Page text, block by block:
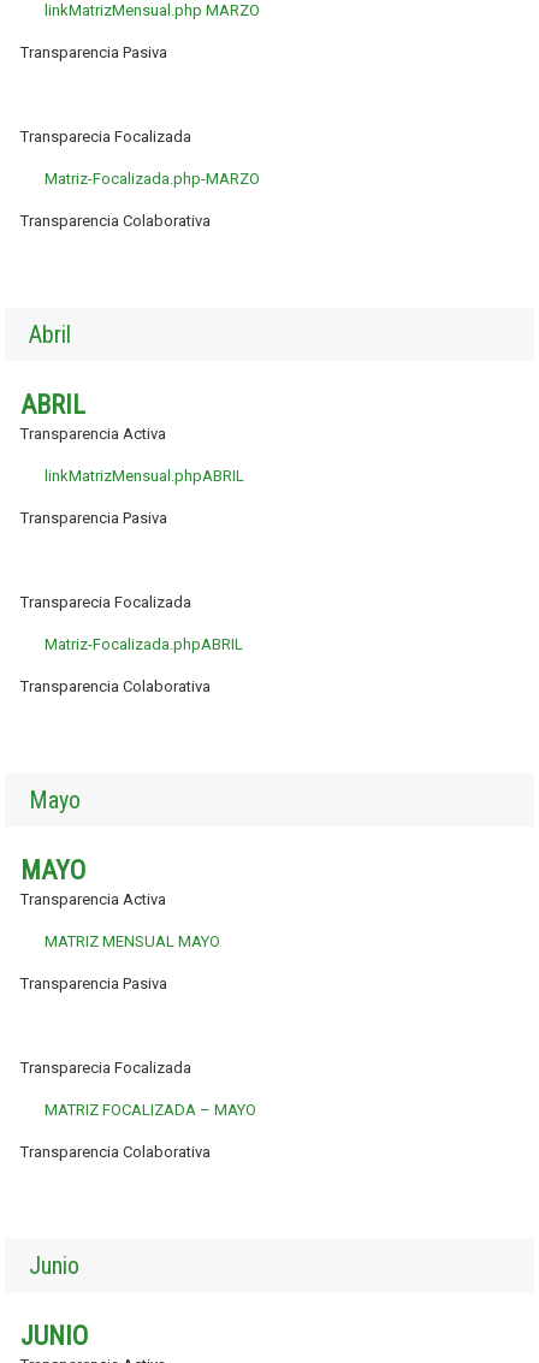
linkMatrizMensual.php MARZO
Transparencia Pasiva
Transparecia Focalizada
Matriz-Focalizada.php-MARZO
Transparencia Colaborativa
Abril
ABRIL
Transparencia Activa
linkMatrizMensual.phpABRIL
Transparencia Pasiva
Transparecia Focalizada
Matriz-Focalizada.phpABRIL
Transparencia Colaborativa
Mayo
MAYO
Transparencia Activa
MATRIZ MENSUAL MAYO
Transparencia Pasiva
Transparecia Focalizada
MATRIZ FOCALIZADA – MAYO
Transparencia Colaborativa
Junio
JUNIO